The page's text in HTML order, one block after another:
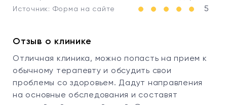
Источник: Форма на сайте
5
Отзыв о клинике
Отличная клиника, можно попасть на прием к
обычному терапевту и обсудить свои
проблемы со здоровьем. Дадут направления
на основные обследования и составят